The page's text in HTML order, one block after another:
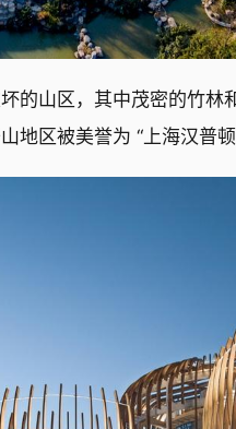
的山区，其中茂密的竹
地区被美誉为 “上海汉普顿”